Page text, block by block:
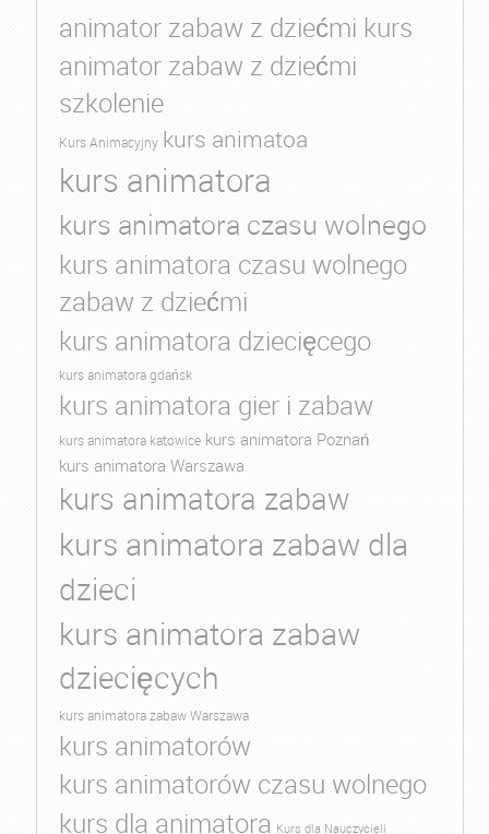
animator zabaw z dziećmi kurs
animator zabaw z dziećmi
szkolenie
Kurs Animacyjny kurs animatoa
kurs animatora
kurs animatora czasu wolnego
kurs animatora czasu wolnego
zabaw z dziećmi
kurs animatora dziecięcego
kurs animatora gdańsk
kurs animatora gier i zabaw
kurs animatora katowice kurs animatora Poznań
kurs animatora Warszawa
kurs animatora zabaw
kurs animatora zabaw dla
dzieci
kurs animatora zabaw
dziecięcych
kurs animatora zabaw Warszawa
kurs animatorów
kurs animatorów czasu wolnego
kurs dla animatora Kurs dla Nauczycieli